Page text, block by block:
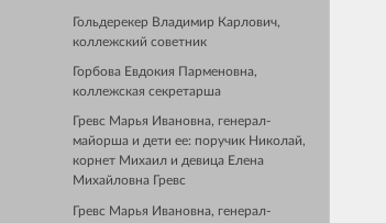
Гольдерекер Владимир Карлович,
коллежский советник
Горбова Евдокия Парменовна,
коллежская секретарша
Гревс Марья Ивановна, генерал-
майорша и дети ее: поручик Николай,
корнет Михаил и девица Елена
Михайловна Гревс
Гревс Марья Ивановна, генерал-